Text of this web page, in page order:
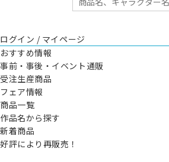
ログイン / マイページ
おすすめ情報
事前・事後・イベント通販
受注生産商品
フェア情報
商品一覧
作品名から探す
新着商品
好評により再販売！